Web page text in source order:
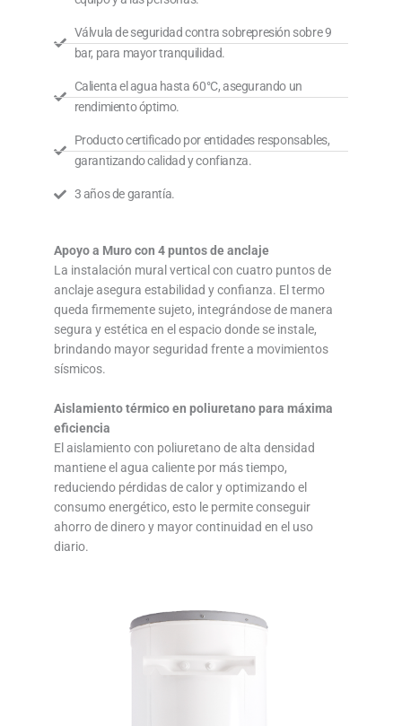
Válvula de seguridad contra sobrepresión sobre 9
bar, para mayor tranquilidad.
Calienta el agua hasta 60°C, asegurando un
rendimiento óptimo.
Producto certificado por entidades responsables,
garantizando calidad y confianza.
3 años de garantía.
Apoyo a Muro con 4 puntos de anclaje
La instalación mural vertical con cuatro puntos de
anclaje asegura estabilidad y confianza. El termo
queda firmemente sujeto, integrándose de manera
segura y estética en el espacio donde se instale,
brindando mayor seguridad frente a movimientos
sísmicos.
Aislamiento térmico en poliuretano para máxima
eficiencia
El aislamiento con poliuretano de alta densidad
mantiene el agua caliente por más tiempo,
reduciendo pérdidas de calor y optimizando el
consumo energético, esto le permite conseguir
ahorro de dinero y mayor continuidad en el uso
diario.